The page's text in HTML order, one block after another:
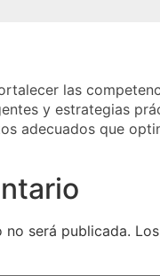
las
y estrategias
adecuados que
será publicada.